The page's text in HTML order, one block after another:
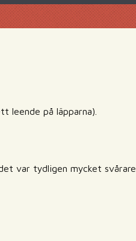
leende på läpparna).
var tydligen mycket svårare.